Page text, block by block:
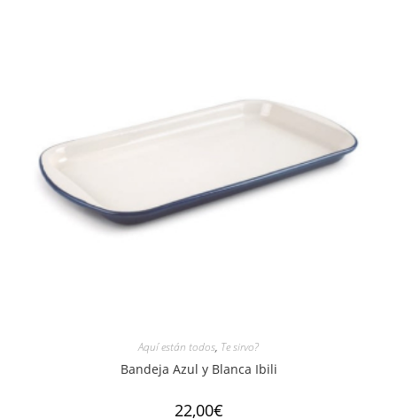
Aquí están todos, Te sirvo?
Bandeja Azul y Blanca Ibili
22,00€